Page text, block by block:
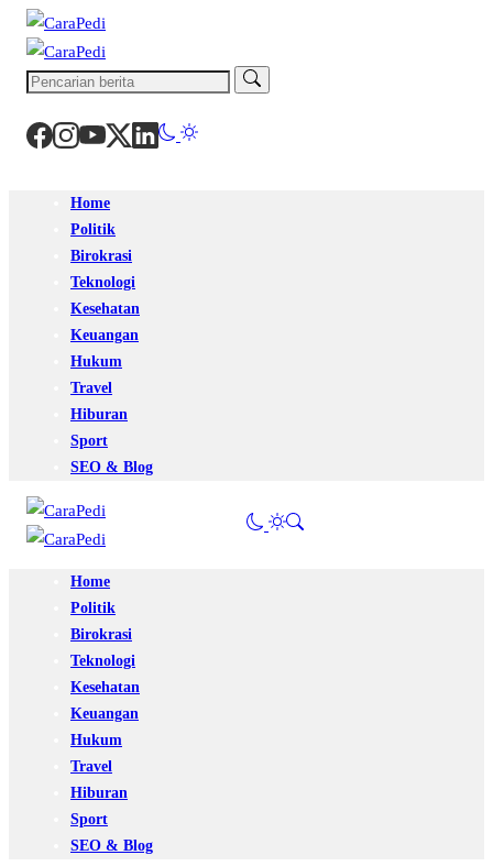
Home
Politik
Birokrasi
Teknologi
Kesehatan
Keuangan
Hukum
Travel
Hiburan
Sport
SEO & Blog
Home
Politik
Birokrasi
Teknologi
Kesehatan
Keuangan
Hukum
Travel
Hiburan
Sport
SEO & Blog